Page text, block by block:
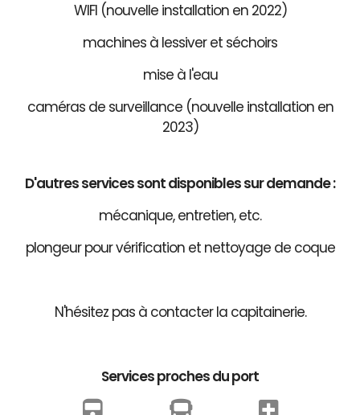
WIFI (nouvelle installation en 2022)
machines à lessiver et séchoirs
mise à l'eau
caméras de surveillance (nouvelle installation en
2023)
D'autres services sont disponibles sur demande :
mécanique, entretien, etc.
plongeur pour vérification et nettoyage de coque
N'hésitez pas à contacter la capitainerie.
Services proches du port